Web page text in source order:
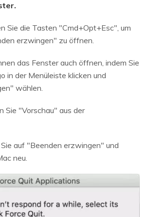
Sie die Tasten "Cmd+Opt+Esc", um
erzwingen" zu öffnen.
das Fenster auch öffnen, indem Sie
in der Menüleiste klicken und
wählen.
Sie "Vorschau" aus der
Sie auf "Beenden erzwingen" und
neu.